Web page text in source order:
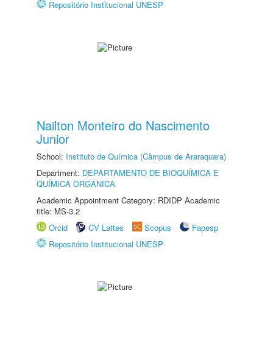
Repositório Institucional UNESP
Nailton Monteiro do Nascimento
Junior
School: Instituto de Química (Câmpus de Araraquara)
Department: DEPARTAMENTO DE BIOQUÍMICA E
QUÍMICA ORGÂNICA
Academic Appointment Category: RDIDP Academic
title: MS-3.2
Orcid
CV Lattes Scopus
Fapesp
Repositório Institucional UNESP